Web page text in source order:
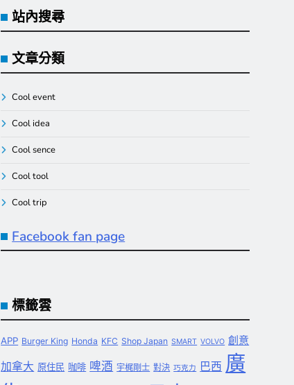
站內搜尋
文章分類
Cool event
Cool idea
Cool sence
Cool tool
Cool trip
Facebook fan page
標籤雲
APP Burger King Honda KFC Shop Japan SMART VOLVO 創意
加拿大 原住民 咖啡 啤酒 宇梶剛士 對決 巧克力 巴西 廣